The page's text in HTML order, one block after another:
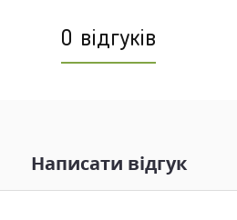
0 відгуків
Написати відгук